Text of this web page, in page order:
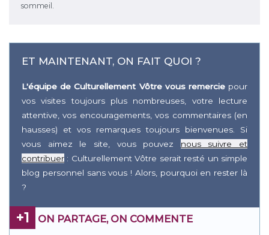
sommeil.
ET MAINTENANT, ON FAIT QUOI ?
L'équipe de Culturellement Vôtre vous remerciepour
vos visites toujours plus nombreuses, votre lecture
attentive, vos encouragements, vos commentaires (en
hausses) et vos remarques toujours bienvenues. Si
vous aimez le site, vous pouvez nous suivre et
contribuer : Culturellement Vôtre serait resté un simple
blog personnel sans vous ! Alors, pourquoi en rester là
?
+1 ON PARTAGE, ON COMMENTE